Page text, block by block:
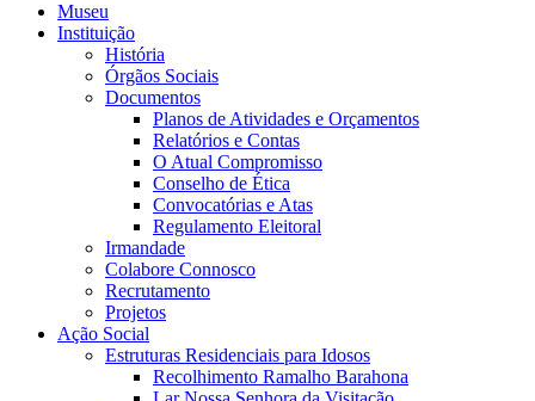
Museu
Instituição
História
Órgãos Sociais
Documentos
Planos de Atividades e Orçamentos
Relatórios e Contas
O Atual Compromisso
Conselho de Ética
Convocatórias e Atas
Regulamento Eleitoral
Irmandade
Colabore Connosco
Recrutamento
Projetos
Ação Social
Estruturas Residenciais para Idosos
Recolhimento Ramalho Barahona